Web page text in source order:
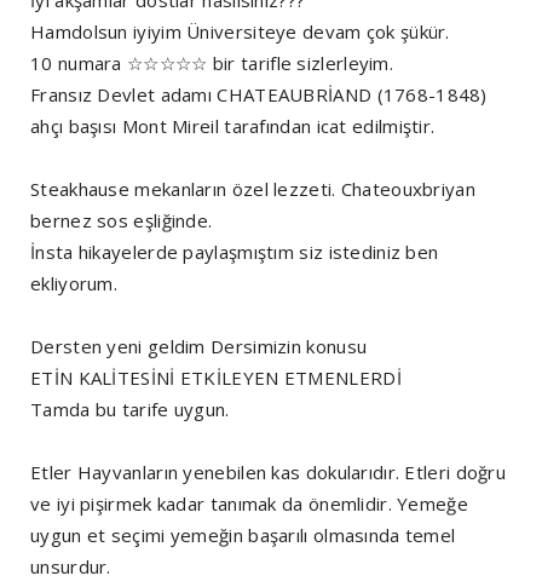
Hamdolsun iyiyim Üniversiteye devam çok şükür.
10 numara ☆☆☆☆☆ bir tarifle sizlerleyim.
Fransız Devlet adamı CHATEAUBRİAND (1768-1848)
ahçı başısı Mont Mireil tarafından icat edilmiştir.
Steakhause mekanların özel lezzeti. Chateouxbriyan
bernez sos eşliğinde.
İnsta hikayelerde paylaşmıştım siz istediniz ben
ekliyorum.
Dersten yeni geldim Dersimizin konusu
ETİN KALİTESİNİ ETKİLEYEN ETMENLERDİ
Tamda bu tarife uygun.
Etler Hayvanların yenebilen kas dokularıdır. Etleri doğru
ve iyi pişirmek kadar tanımak da önemlidir. Yemeğe
uygun et seçimi yemeğin başarılı olmasında temel
unsurdur.